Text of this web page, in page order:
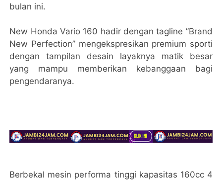
bulan ini.
New Honda Vario 160 hadir dengan tagline ”Brand
New Perfection” mengekspresikan premium sporti
dengan tampilan desain layaknya matik besar
yang mampu memberikan kebanggaan bagi
pengendaranya.
Berbekal mesin performa tinggi kapasitas 160cc 4